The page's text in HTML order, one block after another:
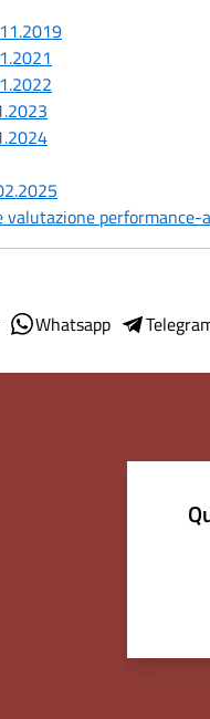
valutazione performance-
Whatsapp